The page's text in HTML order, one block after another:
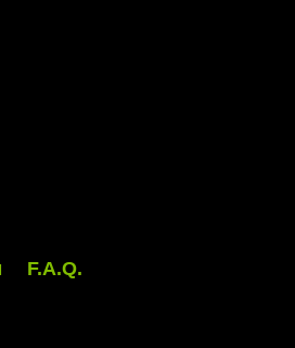
F.A.Q.